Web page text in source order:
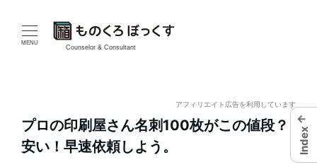
MENU
Counselor & Consultant
アフィリエイト広告を利用しています
プロの印刷屋さん名刺100枚がこの値段？
安い！早速依頼しよう。
←
Index